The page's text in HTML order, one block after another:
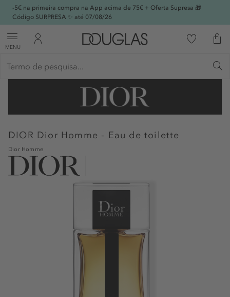
-5€ na primeira compra na App acima de 75€ + Oferta Supresa 🎁
Código SURPRESA ✨ até 07/08/26
MENU
DIOR Dior Homme - Eau de toilette
Dior Homme